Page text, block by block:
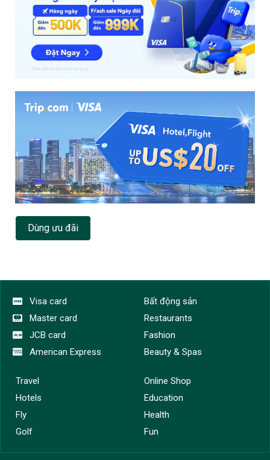
Dùng ưu đãi
Visa card
Master card
JCB card
American Express
Bất động sản
Restaurants
Fashion
Beauty & Spas
Travel
Hotels
Fly
Golf
Online Shop
Education
Health
Fun